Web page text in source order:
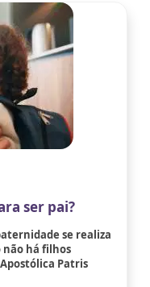
ser pai?
se realiza
não há filhos
Patris